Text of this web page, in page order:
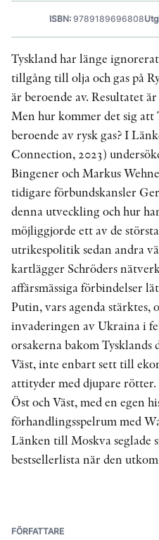
ISBN: 9789189696808
Tyskland har länge
tillgång till olja och gas på
är beroende av. Resultatet
Men hur kommer det sig att
beroende av rysk gas? I
Connection, 2023)
Bingener och Markus
tidigare förbundskansler
denna utveckling och hur
möjliggjorde ett av de
utrikespolitik sedan andra
kartlägger Schröders
affärsmässiga förbindelser
Putin, vars agenda stärktes,
invaderingen av Ukraina i
orsakerna bakom
Väst, inte enbart sett till
attityder med djupare
Öst och Väst, med en egen
förhandlingsspelrum med
Länken till Moskva seglade
bestsellerlista när den
FÖRFATTARE